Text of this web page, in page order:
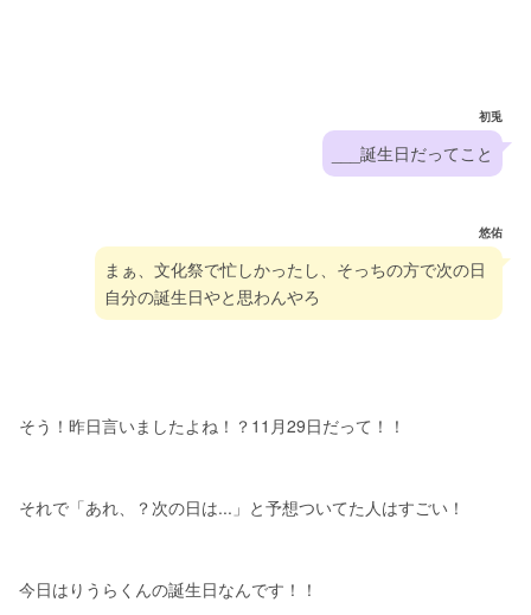
初兎
___誕生日だってこと
悠佑
まぁ、文化祭で忙しかったし、そっちの方で次の日
自分の誕生日やと思わんやろ
そう！昨日言いましたよね！？11月29日だって！！
それで「あれ、？次の日は...」と予想ついてた人はすごい！
今日はりうらくんの誕生日なんです！！